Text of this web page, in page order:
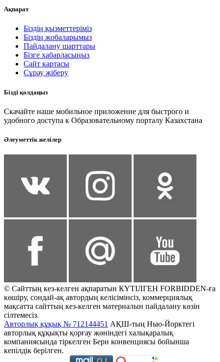
Ақпарат
Біздің қызметтеріміз
Біздің жобаларымыз
Пайдалану шарттары
Бізге хабарласыңыз
Сайт картасы
Сұрау жіберу
Бізді қолдаңыз
Скачайте наше мобильное приложение для быстрого и
удобного доступа к Образовательному порталу Казахстана
Әлеуметтік желілер
© Сайттың кез-келген ақпаратын КҮТІЛГЕН FORBIDDEN-ға
көшіру, сондай-ақ автордың келісімінсіз, коммерциялық
мақсатта сайттың кез-келген материалын пайдалану көзін
сілтемесіз.
Авторлық құқық № 712144451 АҚШ-тың Нью-Йорктегі
авторлық құқықты қорғау жөніндегі халықаралық
компаниясында тіркелген Берн конвенциясы бойынша
кепілдік берілген.